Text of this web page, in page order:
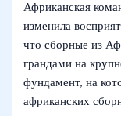
Африканская
изменила
что сборные из
грандами на
фундамент, на
африканских